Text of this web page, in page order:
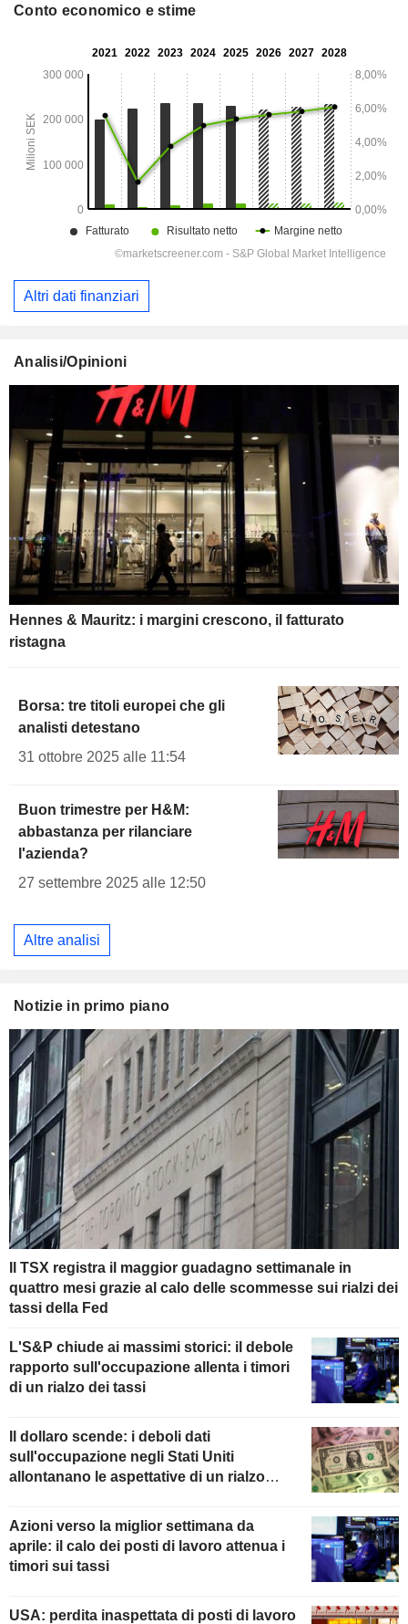
Conto economico e stime
Altri dati finanziari
Analisi/Opinioni
Hennes & Mauritz: i margini crescono, il fatturato
ristagna
Borsa: tre titoli europei che gli
analisti detestano
31 ottobre 2025 alle 11:54
Buon trimestre per H&M:
abbastanza per rilanciare
l'azienda?
27 settembre 2025 alle 12:50
Altre analisi
Notizie in primo piano
Il TSX registra il maggior guadagno settimanale in
quattro mesi grazie al calo delle scommesse sui rialzi dei
tassi della Fed
L'S&P chiude ai massimi storici: il debole
rapporto sull'occupazione allenta i timori
di un rialzo dei tassi
Il dollaro scende: i deboli dati
sull'occupazione negli Stati Uniti
allontanano le aspettative di un rialzo
Azioni verso la miglior settimana da
aprile: il calo dei posti di lavoro attenua i
timori sui tassi
USA: perdita inaspettata di posti di lavoro